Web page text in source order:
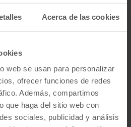
Acerca de las cookies
web se usan para personalizar
ofrecer funciones de redes
Además, compartimos
que haga del sitio web con
sociales, publicidad y análisis
Kombi 9 L2H1 Trend 2.0 130CV
32.730
27.730€